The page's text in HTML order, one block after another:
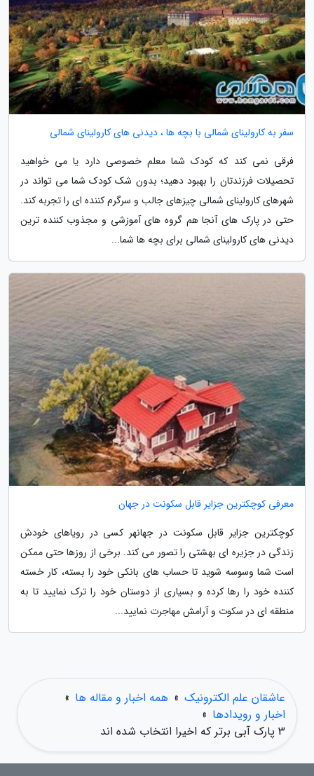
سفر به کارولینای شمالی با بچه ها ، دیدنی های کارولینای شمالی
فرقی نمی کند که کودک شما معلم خصوصی دارد یا می خواهید
تحصیلات فرزندتان را بهبود دهید؛ بدون شک کودک شما می تواند در
شهرهای کارولینای شمالی چیزهای جالب و سرگرم کننده ای را تجربه کند.
حتی در پارک های آنجا هم گروه های آموزشی و مجذوب کننده ترین
دیدنی های کارولینای شمالی برای بچه ها شما...
معرفی کوچکترین جزایر قابل سکونت در جهان
کوچکترین جزایر قابل سکونت در جهانهر کسی در رویاهای خودش
زندگی در جزیره ای بهشتی را تصور می کند. برخی از روزها حتی ممکن
است شما وسوسه شوید تا حساب های بانکی خود را بسته، کار خسته
کننده خود را رها کرده و بسیاری از دوستان خود را ترک نمایید تا به
منطقه ای در سکوت و آرامش مهاجرت نمایید...
عاشقان علم الکترونیک » همه اخبار و مقاله ها »
اخبار و رویدادها »
3 پارک آبی برتر که اخیرا انتخاب شده اند